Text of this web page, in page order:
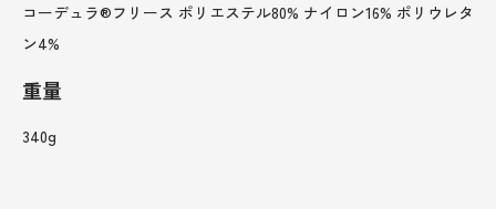
コーデュラ®フリース ポリエステル80% ナイロン16% ポリウレタ
ン4%
重量
340g